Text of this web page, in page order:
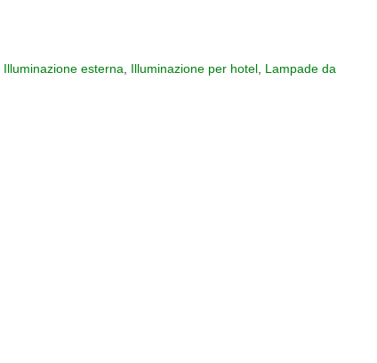
Illuminazione esterna, Illuminazione per hotel, Lampade da